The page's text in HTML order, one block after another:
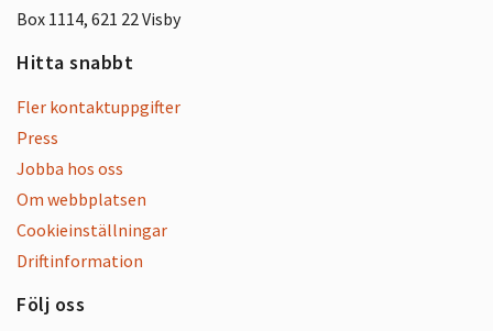
Box 1114, 621 22 Visby
Hitta snabbt
Fler kontaktuppgifter
Press
Jobba hos oss
Om webbplatsen
Cookieinställningar
Driftinformation
Följ oss